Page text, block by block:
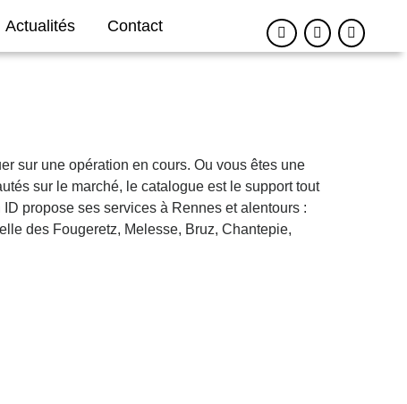
Actualités Contact
sur une opération en cours. Ou vous êtes une
sur le marché, le catalogue est le support tout
propose ses services à Rennes et alentours :
des Fougeretz, Melesse, Bruz, Chantepie,